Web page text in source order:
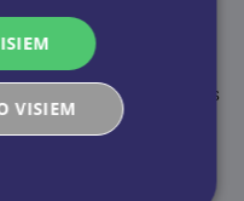
sakārtojumiem.
aizraujas ar
ceļošanu un visu, kas
VISIEM